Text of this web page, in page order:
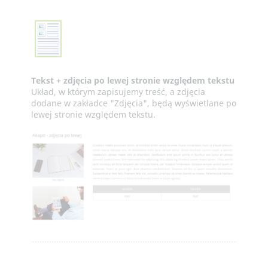
Tekst + zdjęcia po lewej stronie względem tekstu
Układ, w którym zapisujemy treść, a zdjęcia
dodane w zakładce "Zdjęcia", będą wyświetlane po
lewej stronie względem tekstu.